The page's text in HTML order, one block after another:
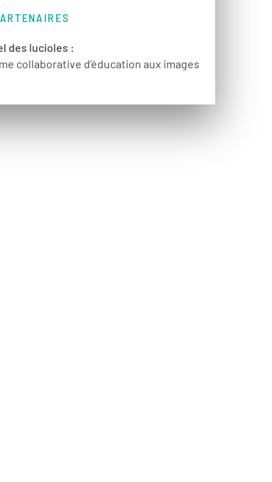
des lucioles :
collaborative d’éducation aux images